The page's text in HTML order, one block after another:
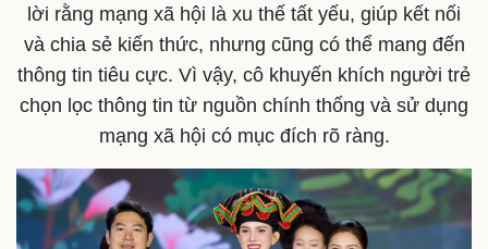
lời rằng mạng xã hội là xu thế tất yếu, giúp kết nối
và chia sẻ kiến thức, nhưng cũng có thể mang đến
thông tin tiêu cực. Vì vậy, cô khuyến khích người trẻ
chọn lọc thông tin từ nguồn chính thống và sử dụng
mạng xã hội có mục đích rõ ràng.